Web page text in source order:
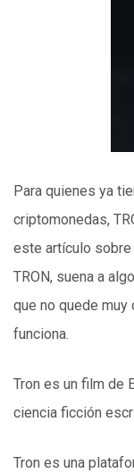
Para quienes ya
criptomonedas,
este artículo sobre
TRON, suena a
que no quede
funciona.
Tron es un film de
ciencia ficción
Tron es una